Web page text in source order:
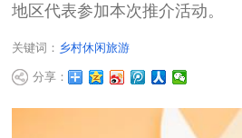
地区代表参加本次推介活动。
关键词： 乡村休闲旅游
分享：